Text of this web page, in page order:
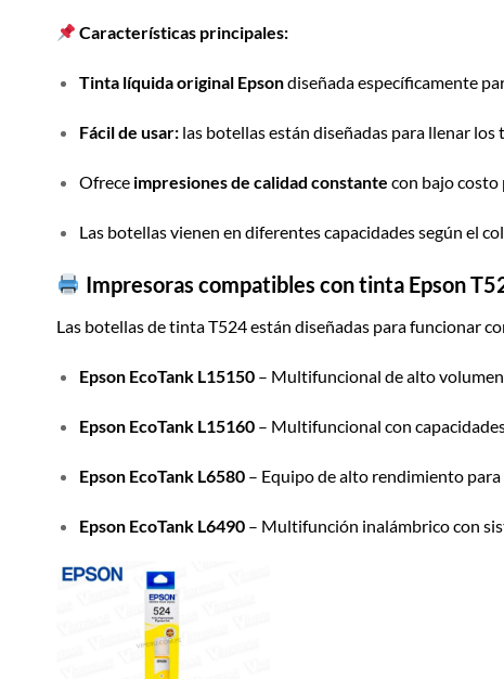
Características principales:
Tinta líquida original Epsondiseñada específicamente
Fácil de usar:las botellas están diseñadas para llenar los
Ofrece impresiones de calidad constante con bajo costo
Las botellas vienen en diferentes capacidades según el
Impresoras compatibles continta Epson
Las botellas de tinta T524 están diseñadas para funcionar
Epson EcoTank L15150– Multifuncional de alto
Epson EcoTank L15160– Multifuncional con
Epson EcoTank L6580– Equipo de alto rendimiento para
Epson EcoTank L6490– Multifunción inalámbrico con